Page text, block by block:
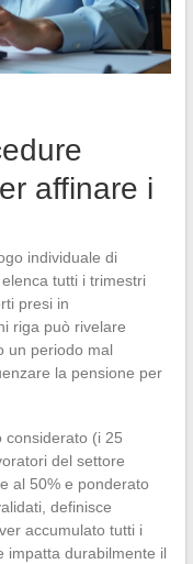
affinare i
individuale di
tutti i trimestri
presi in
riga può rivelare
un periodo mal
la pensione per
considerato (i 25
del settore
al 50% e ponderato
definisce
accumulato tutti i
impatta durabilmente il